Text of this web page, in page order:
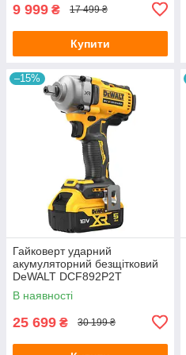
9 999 ₴ 17 499 ₴
Купити
–15%
Гайковерт ударний
акумуляторний безщітковий
DeWALT DCF892P2T
В наявності
25 699 ₴ 30 199 ₴